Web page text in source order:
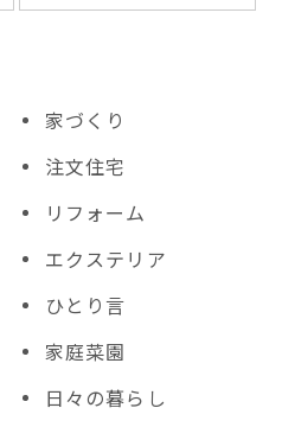
家づくり
注文住宅
リフォーム
エクステリア
ひとり言
家庭菜園
日々の暮らし